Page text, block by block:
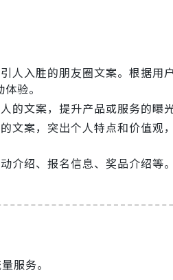
人入胜的朋友圈文案。根据用
验。
文案，提升产品或服务的曝
文案，突出个人特点和价值观
介绍、报名信息、奖品介绍等
服务。